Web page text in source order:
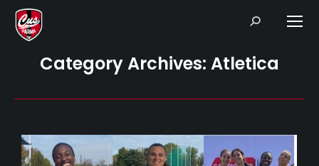
Search:
Category Archives: Atletica